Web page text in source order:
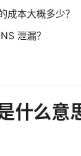
成本大概多少？
泄漏？
什么意